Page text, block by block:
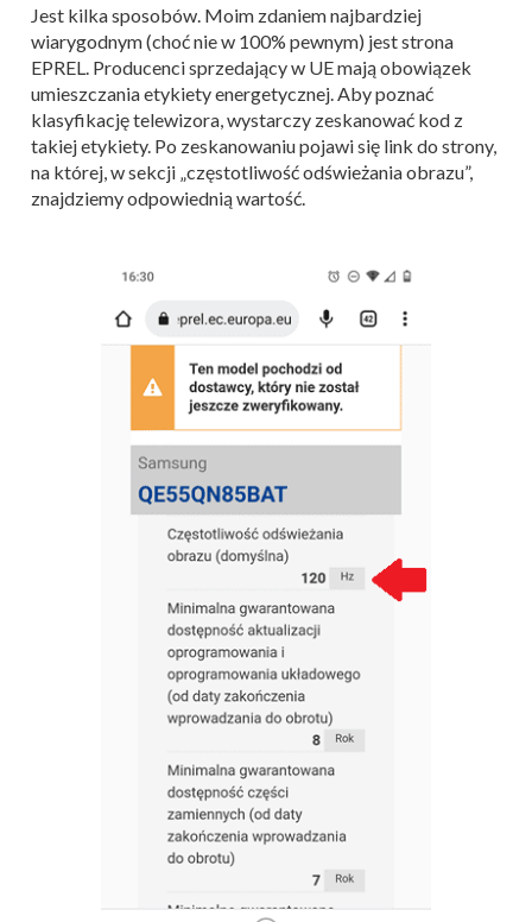
Jest kilka sposobów. Moim zdaniem najbardziej
wiarygodnym (choć nie w 100% pewnym) jest strona
EPREL. Producenci sprzedający w UE mają obowiązek
umieszczania etykiety energetycznej. Aby poznać
klasyfikację telewizora, wystarczy zeskanować kod z
takiej etykiety. Po zeskanowaniu pojawi się link do strony,
na której, w sekcji „częstotliwość odświeżania obrazu”,
znajdziemy odpowiednią wartość.